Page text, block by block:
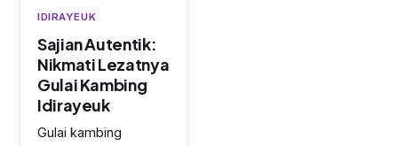
IDIRAYEUK
Sajian Autentik:
Nikmati Lezatnya
Gulai Kambing
Idirayeuk
Gulai kambing